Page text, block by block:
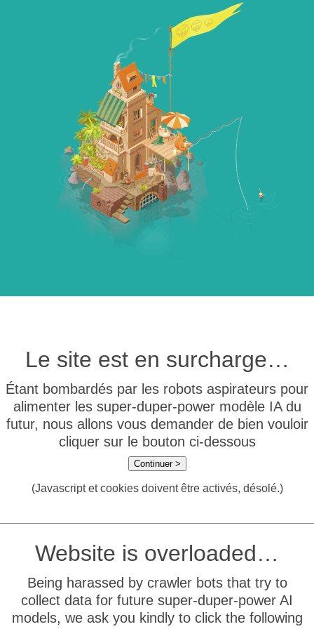
Le site est en surcharge…
Étant bombardés par les robots aspirateurs pour
alimenter les super-duper-power modèle IA du
futur, nous allons vous demander de bien vouloir
cliquer sur le bouton ci-dessous
Continuer >
(Javascript et cookies doivent être activés, désolé.)
Website is overloaded…
Being harassed by crawler bots that try to
collect data for future super-duper-power AI
models, we ask you kindly to click the following